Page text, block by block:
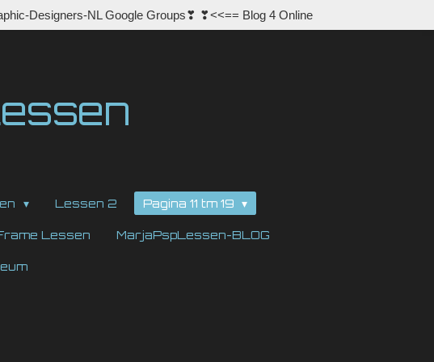
Designers-NL Google Groups❣ ❣<<== Blog 4 Online
Lessen 2 Pagina 11 tm 19
Lessen MarjaPspLessen-BLOG